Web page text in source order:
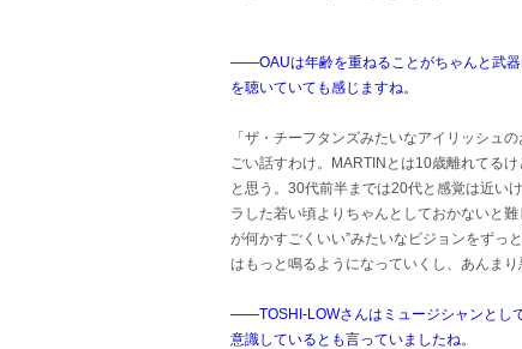
――OAUは年齢を重ねることがちゃんと武器
を聴いていても感じますね。
「ザ・チーフタンズみたいなアイリッシュ
ごい話すわけ。MARTINとは10歳離れてる
と思う。30代前半までは20代と感覚は近い
ラした若い頃よりちゃんとしておかないと
が何かすごくいい”みたいなビジョンをずっ
はもっと鳴るようになっていくし、あんまり
――TOSHI-LOWさんはミュージシャンとし
意識しているとも言っていましたね。